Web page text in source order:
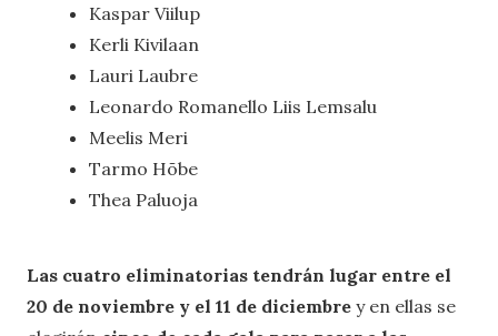
Kaspar Viilup
Kerli Kivilaan
Lauri Laubre
Leonardo Romanello Liis Lemsalu
Meelis Meri
Tarmo Hõbe
Thea Paluoja
Las cuatro eliminatorias tendrán lugar entre el
20 de noviembre y el 11 de diciembre y en ellas se